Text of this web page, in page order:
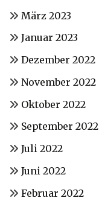
März 2023
Januar 2023
Dezember 2022
November 2022
Oktober 2022
September 2022
Juli 2022
Juni 2022
Februar 2022